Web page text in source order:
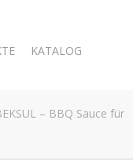
KATALOG
– BBQ Sauce für